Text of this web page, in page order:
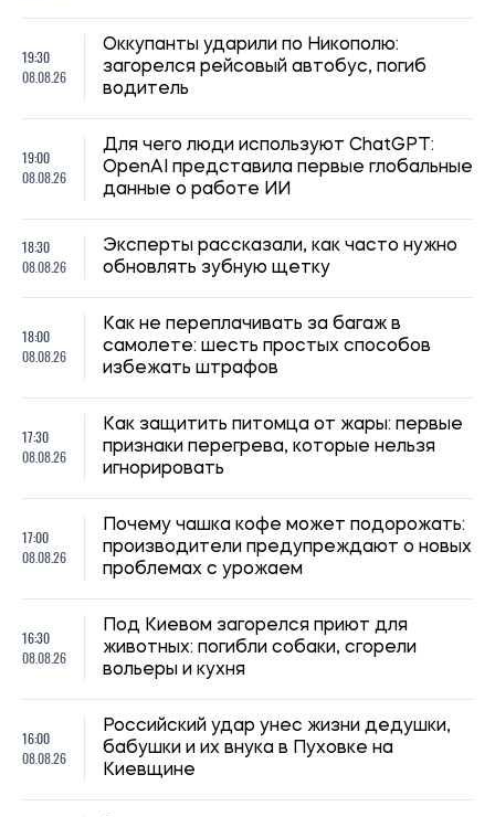
19:30
08.08.26
Оккупанты ударили по Никополю:
загорелся рейсовый автобус, погиб
водитель
19:00
08.08.26
Для чего люди используют ChatGPT:
OpenAI представила первые глобальные
данные о работе ИИ
18:30
08.08.26
Эксперты рассказали, как часто нужно
обновлять зубную щетку
18:00
08.08.26
Как не переплачивать за багаж в
самолете: шесть простых способов
избежать штрафов
17:30
08.08.26
Как защитить питомца от жары: первые
признаки перегрева, которые нельзя
игнорировать
17:00
08.08.26
Почему чашка кофе может подорожать:
производители предупреждают о новых
проблемах с урожаем
16:30
08.08.26
Под Киевом загорелся приют для
животных: погибли собаки, сгорели
вольеры и кухня
16:00
08.08.26
Российский удар унес жизни дедушки,
бабушки и их внука в Пуховке на
Киевщине